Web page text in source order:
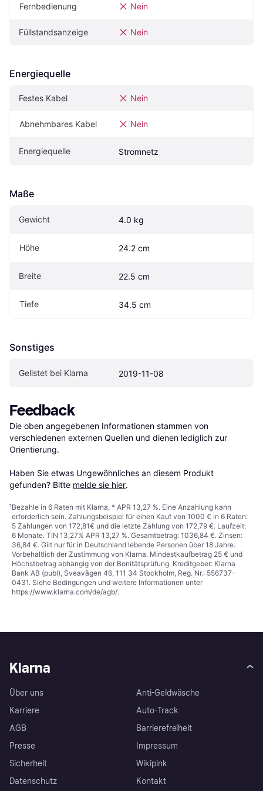
Fernbedienung Nein
Füllstandsanzeige Nein
Energiequelle
Festes Kabel Nein
Abnehmbares Kabel Nein
Energiequelle Stromnetz
Maße
Gewicht 4.0 kg
Höhe 24.2 cm
Breite 22.5 cm
Tiefe 34.5 cm
Sonstiges
Gelistet bei Klarna 2019-11-08
Feedback
Die oben angegebenen Informationen stammen von
verschiedenen externen Quellen und dienen lediglich zur
Orientierung.
Haben Sie etwas Ungewöhnliches an diesem Produkt
gefunden? Bitte melde sie hier.
¹Bezahle in 6 Raten mit Klarna, * APR 13,27 %. Eine Anzahlung kann
erforderlich sein. Zahlungsbeispiel für einen Kauf von 1000 € in 6 Raten:
5 Zahlungen von 172,81€ und die letzte Zahlung von 172,79 €. Laufzeit:
6 Monate. TIN 13,27% APR 13,27 %. Gesamtbetrag: 1036,84 €. Zinsen:
36,84 €. Gilt nur für in Deutschland lebende Personen über 18 Jahre.
Vorbehaltlich der Zustimmung von Klarna. Mindestkaufbetrag 25 € und
Höchstbetrag abhängig von der Bonitätsprüfung. Kreditgeber: Klarna
Bank AB (publ), Sveavägen 46, 111 34 Stockholm, Reg. Nr.: 556737-
0431. Siehe Bedingungen und weitere Informationen unter
https://www.klarna.com/de/agb/.
Klarna
Über uns
Karriere
AGB
Presse
Sicherheit
Datenschutz
Anti-Geldwäsche
Auto-Track
Barrierefreiheit
Impressum
Wikipink
Kontakt